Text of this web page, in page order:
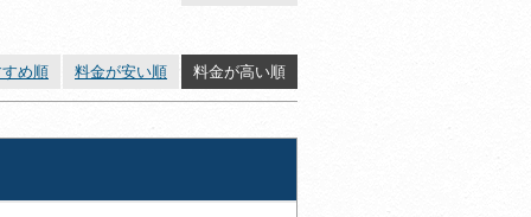
め順 料金が安い順 料金が高い順